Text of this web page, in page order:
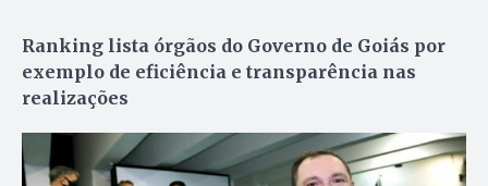
Ranking lista órgãos do Governo de Goiás por
exemplo de eficiência e transparência nas
realizações